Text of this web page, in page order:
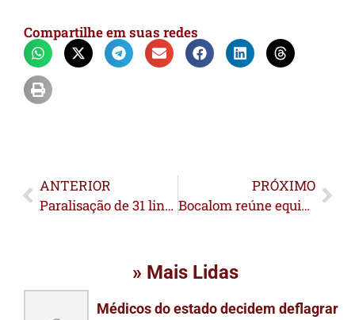
Compartilhe em suas redes
ANTERIOR
Paralisação de 31 linhas de ônibus afeta bairros e deixa moradores sem alternativa de transporte em Rio Branco
PRÓXIMO
Bocalom reúne equipe para discutir problema no transporte coletivo
» Mais Lidas
Médicos do estado decidem deflagrar